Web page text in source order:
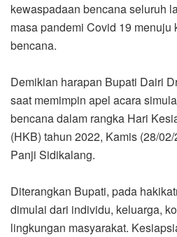
kewaspadaan bencana seluruh
masa pandemi Covid 19 menuju
bencana.
Demikian harapan Bupati Dairi
saat memimpin apel acara
bencana dalam rangka Hari
(HKB) tahun 2022, Kamis (28/
Panji Sidikalang.
Diterangkan Bupati, pada
dimulai dari individu, keluarga,
lingkungan masyarakat.